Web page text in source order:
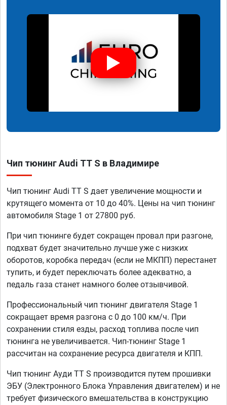
Чип тюнинг Audi TT S в Владимире
Чип тюнинг Audi TT S дает увеличение мощности и
крутящего момента от 10 до 40%. Цены на чип тюнинг
автомобиля Stage 1 от 27800 руб.
При чип тюнинге будет сокращен провал при разгоне,
подхват будет значительно лучше уже с низких
оборотов, коробка передач (если не МКПП) перестанет
тупить, и будет переключать более адекватно, а
педаль газа станет намного более отзывчивой.
Профессиональный чип тюнинг двигателя Stage 1
сокращает время разгона с 0 до 100 км/ч. При
сохранении стиля езды, расход топлива после чип
тюнинга не увеличивается. Чип-тюнинг Stage 1
рассчитан на сохранение ресурса двигателя и КПП.
Чип тюнинг Ауди TT S производится путем прошивки
ЭБУ (Электронного Блока Управления двигателем) и не
требует физического вмешательства в конструкцию